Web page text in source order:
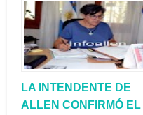
OBLIGATORIO
LA INTENDENTE DE
ALLEN CONFIRMÓ EL